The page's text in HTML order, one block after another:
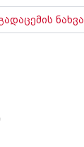
ნახვა